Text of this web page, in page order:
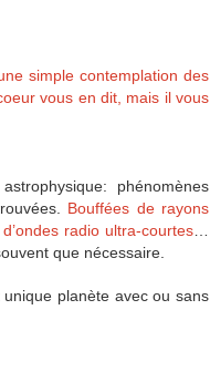
simple contemplation des
vous en dit, mais il vous
phénomènes
Bouffées de rayons
radio ultra-courtes
que nécessaire.
planète avec ou sans